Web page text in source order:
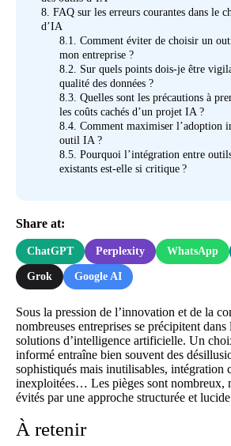
8. FAQ sur les erreurs courantes dans le
d’IA
8.1. Comment éviter de choisir un
mon entreprise ?
8.2. Sur quels points dois-je être
qualité des données ?
8.3. Quelles sont les précautions à
les coûts cachés d’un projet IA ?
8.4. Comment maximiser l’adoption
outil IA ?
8.5. Pourquoi l’intégration entre
existants est-elle si critique ?
Share at:
ChatGPT Perplexity WhatsApp
Grok Google AI
Sous la pression de l’innovation et de la
nombreuses entreprises se précipitent
solutions d’intelligence artificielle. Un
informé entraîne bien souvent des
sophistiqués mais inutilisables, intégration
inexploitées… Les pièges sont nombreux,
évités par une approche structurée et
À retenir